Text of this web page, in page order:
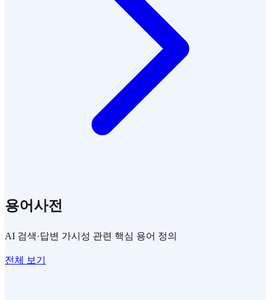
용어사전
AI 검색·답변 가시성 관련 핵심 용어 정의
전체 보기